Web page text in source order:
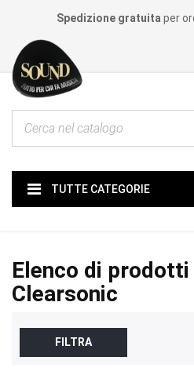
Spedizione gratuita per
TUTTE CATEGORIE
Elenco di
Clearsonic
FILTRA